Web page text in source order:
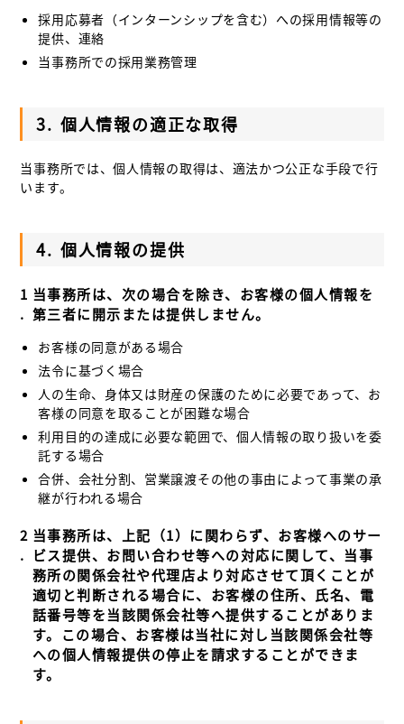
採用応募者（インターンシップを含む）への採用情報等の
提供、連絡
当事務所での採用業務管理
3. 個人情報の適正な取得
当事務所では、個人情報の取得は、適法かつ公正な手段で行
います。
4. 個人情報の提供
1
.
当事務所は、次の場合を除き、お客様の個人情報を
第三者に開示または提供しません。
お客様の同意がある場合
法令に基づく場合
人の生命、身体又は財産の保護のために必要であって、お
客様の同意を取ることが困難な場合
利用目的の達成に必要な範囲で、個人情報の取り扱いを委
託する場合
合併、会社分割、営業譲渡その他の事由によって事業の承
継が行われる場合
2
.
当事務所は、上記（1）に関わらず、お客様へのサー
ビス提供、お問い合わせ等への対応に関して、当事
務所の関係会社や代理店より対応させて頂くことが
適切と判断される場合に、お客様の住所、氏名、電
話番号等を当該関係会社等へ提供することがありま
す。この場合、お客様は当社に対し当該関係会社等
への個人情報提供の停止を請求することができま
す。